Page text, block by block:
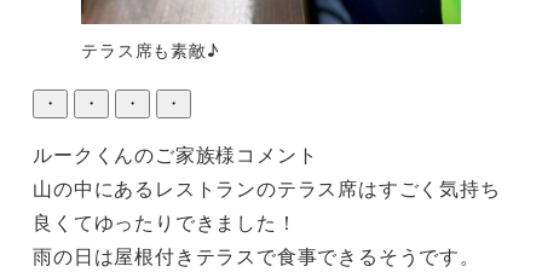
テラス席も素敵♪
・ ・ ・ ・
ルークくんのご家族様コメント
山の中にあるレストランのテラス席はすごく気持ち
良くてゆったりできました！
雨の日は屋根付きテラスで食事できるそうです。